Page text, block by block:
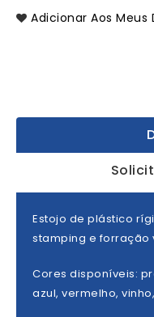
Adicionar Aos Meus
Estojo de plástico
stamping e forração
Cores disponíveis:
azul, vermelho,